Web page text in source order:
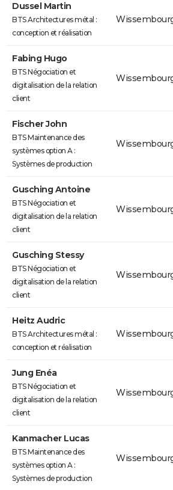
Dussel Martin
BTS Architectures métal :
conception et réalisation
Fabing Hugo
BTS Négociation et
digitalisation de la relation
client
Fischer John
BTS Maintenance des
systèmes option A :
Systèmes de production
Gusching Antoine
BTS Négociation et
digitalisation de la relation
client
Gusching Stessy
BTS Négociation et
digitalisation de la relation
client
Heitz Audric
BTS Architectures métal :
conception et réalisation
Jung Enéa
BTS Négociation et
digitalisation de la relation
client
Kanmacher Lucas
BTS Maintenance des
systèmes option A :
Systèmes de production